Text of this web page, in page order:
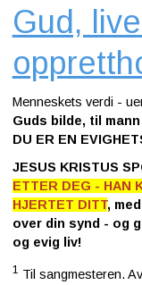
Gud,
Menneskets verdi -
Guds bilde, til
DU ER EN
JESUS KRISTUS
ETTER DEG - HAN
HJERTET DITT,
over din synd - og
og evig liv!
1 Til sangmesteren.